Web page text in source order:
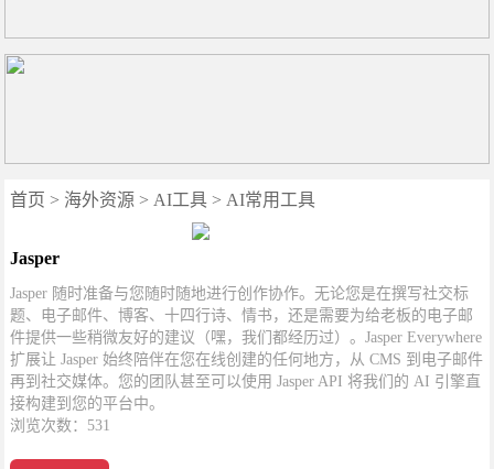
首页 > 海外资源 > AI工具 > AI常用工具
Jasper
Jasper 随时准备与您随时随地进行创作协作。无论您是在撰写社交标
题、电子邮件、博客、十四行诗、情书，还是需要为给老板的电子邮
件提供一些稍微友好的建议（嘿，我们都经历过）。Jasper Everywhere
扩展让 Jasper 始终陪伴在您在线创建的任何地方，从 CMS 到电子邮件
再到社交媒体。您的团队甚至可以使用 Jasper API 将我们的 AI 引擎直
接构建到您的平台中。
浏览次数： 531